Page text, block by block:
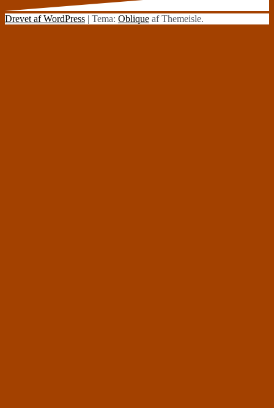
Drevet af WordPress | Tema: Oblique af Themeisle.